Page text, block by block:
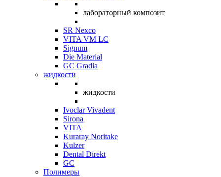
лабораторный композит
SR Nexco
VITA VM LC
Signum
Die Material
GC Gradia
жидкости
жидкости
Ivoclar Vivadent
Sirona
VITA
Kuraray Noritake
Kulzer
Dental Direkt
GC
Полимеры